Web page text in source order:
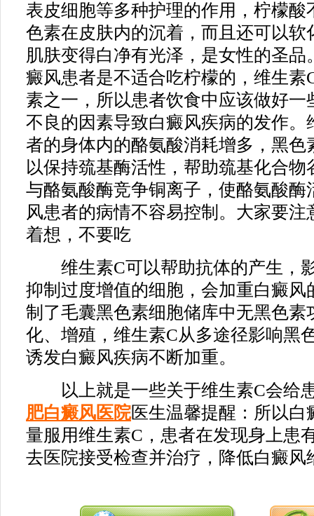
表皮细胞等多种护理的作用，柠檬酸
色素在皮肤内的沉着，而且还可以软
肌肤变得白净有光泽，是女性的圣品
癜风患者是不适合吃柠檬的，维生素
素之一，所以患者饮食中应该做好一
不良的因素导致白癜风疾病的发作。
者的身体内的酪氨酸消耗增多，黑色
以保持巯基酶活性，帮助巯基化合
与酪氨酸酶竞争铜离子，使酪氨酸酶
风患者的病情不容易控制。大家要
着想，不要吃
维生素C可以帮助抗体的产生，
抑制过度增值的细胞，会加重白癜风
制了毛囊黑色素细胞储库中无黑色素
化、增殖，维生素C从多途径影响黑
诱发白癜风疾病不断加重。
以上就是一些关于维生素C会给
肥白癜风医院医生温馨提醒：所以白
量服用维生素C，患者在发现身上患
去医院接受检查并治疗，降低白癜风